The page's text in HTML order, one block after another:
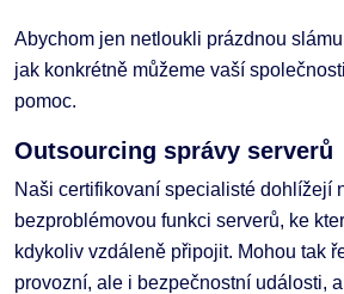
Abychom jen netloukli prázdnou
jak konkrétně můžeme vaší
pomoc.
Outsourcing správy serverů
Naši certifikovaní specialisté dohlížejí
bezproblémovou funkci serverů, ke
kdykoliv vzdáleně připojit. Mohou tak
provozní, ale i bezpečnostní události,